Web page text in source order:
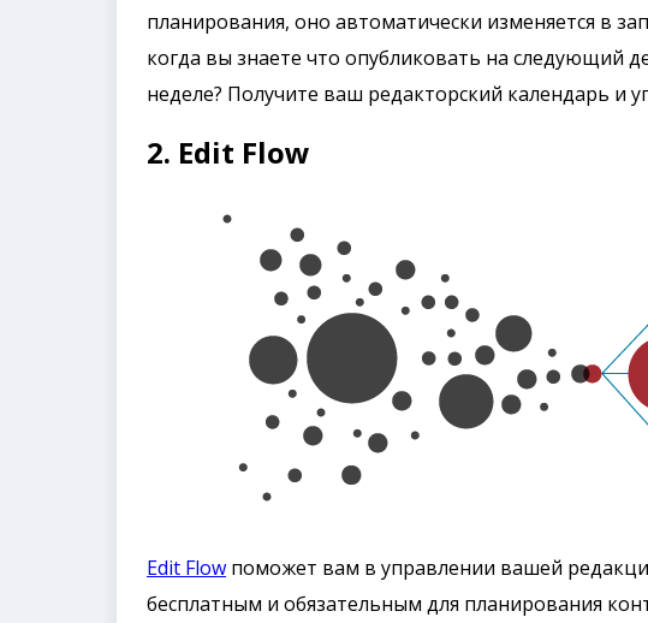
планирования, оно автоматически изменяется в
когда вы знаете что опубликовать на следующий
неделе? Получите ваш редакторский календарь и
2. Edit Flow
Edit Flow поможет вам в управлении вашей
бесплатным и обязательным для планирования